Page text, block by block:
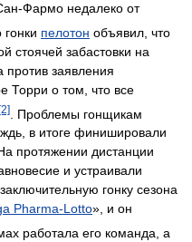
Фармо недалеко от
гонки пелотон объявил, что
стоячей забастовки на
против заявления
Торри о том, что все
. Проблемы гонщикам
в итоге финишировали
протяжении дистанции
и устраивали
гонку сезона
Pharma-Lotto», и он
работала его команда, а